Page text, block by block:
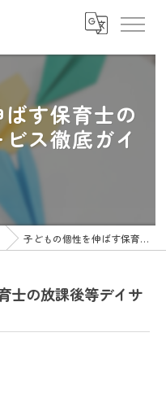
す保育士の
ス徹底ガイ
子どもの個性を伸ばす保育士の放課後等デイサービス徹底ガイド
士の放課後等デイサ